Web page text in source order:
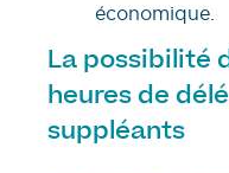
économique.
La possibilité
heures de
suppléants